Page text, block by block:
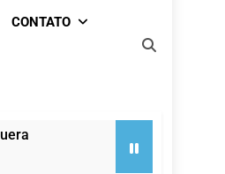
CONTATO